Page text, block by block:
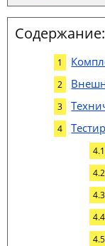
Содержание: